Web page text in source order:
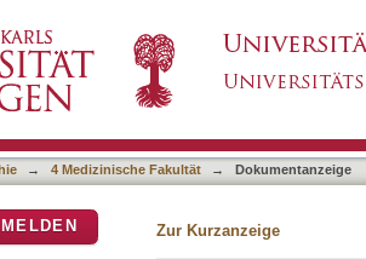
Integrated Boost in
→ 4 Medizinische Fakultät → Dokumentanzeige
Zur Kurzanzeige